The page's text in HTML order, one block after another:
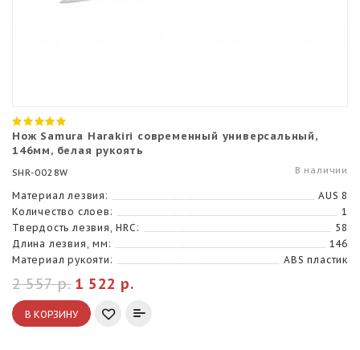
Нож Samura Harakiri современный универсальный,
146мм, белая рукоять
SHR-0028W В наличии
Материал лезвия:
AUS 8
Количество слоев:
1
Твердость лезвия, HRC:
58
Длина лезвия, мм:
146
Материал рукояти:
ABS пластик
1 522 р.
2 557 р.
В КОРЗИНУ